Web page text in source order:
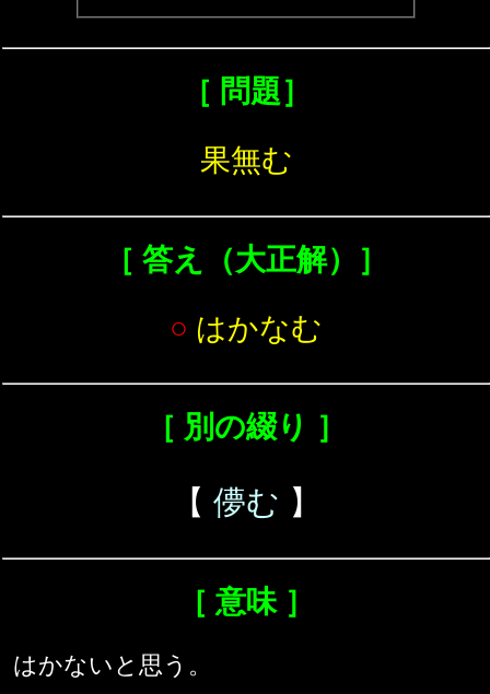
［ 問題］
果無む
［ 答え（大正解）］
○ はかなむ
［ 別の綴り ］
【 儚む 】
［ 意味 ］
はかないと思う。